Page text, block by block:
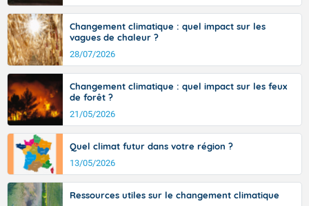
Changement climatique : quel impact sur les
vagues de chaleur ?
28/07/2026
Changement climatique : quel impact sur les feux
de forêt ?
21/05/2026
Quel climat futur dans votre région ?
13/05/2026
Ressources utiles sur le changement climatique